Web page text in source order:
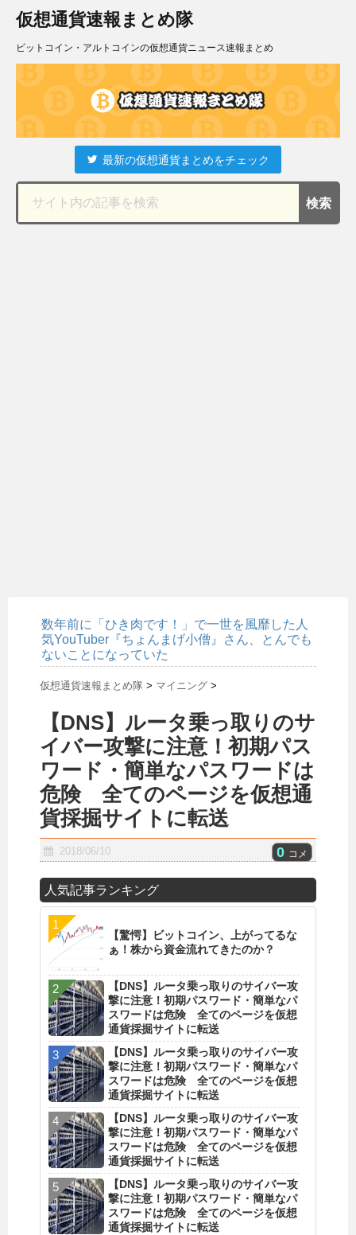
仮想通貨速報まとめ隊
ビットコイン・アルトコインの仮想通貨ニュース速報まとめ
最新の仮想通貨まとめをチェック
数年前に「ひき肉です！」で一世を風靡した人
気YouTuber『ちょんまげ小僧』さん、とんでも
ないことになっていた
仮想通貨速報まとめ隊 > マイニング >
【DNS】ルータ乗っ取りのサ
イバー攻撃に注意！初期パス
ワード・簡単なパスワードは
危険 全てのページを仮想通
貨採掘サイトに転送
2018/06/10 0 コメ
人気記事ランキング
【驚愕】ビットコイン、上がってるな
ぁ！株から資金流れてきたのか？
【DNS】ルータ乗っ取りのサイバー攻
撃に注意！初期パスワード・簡単なパ
スワードは危険 全てのページを仮想
通貨採掘サイトに転送
【DNS】ルータ乗っ取りのサイバー攻
撃に注意！初期パスワード・簡単なパ
スワードは危険 全てのページを仮想
通貨採掘サイトに転送
【DNS】ルータ乗っ取りのサイバー攻
撃に注意！初期パスワード・簡単なパ
スワードは危険 全てのページを仮想
通貨採掘サイトに転送
【DNS】ルータ乗っ取りのサイバー攻
撃に注意！初期パスワード・簡単なパ
スワードは危険 全てのページを仮想
通貨採掘サイトに転送